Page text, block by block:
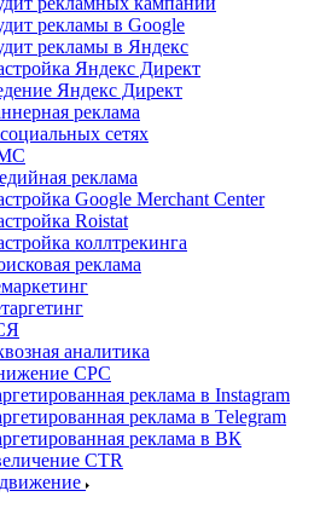
рекламы в Google
рекламы в Яндекс
Яндекс Директ
Яндекс Директ
реклама
сетях
реклама
Google Merchant Center
Roistat
коллтрекинга
реклама
аналитика
CPC
реклама в Instagram
реклама в Telegram
реклама в ВК
CTR